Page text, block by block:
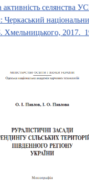
активність селянства
Черкаський
Хмельницького, 2017.